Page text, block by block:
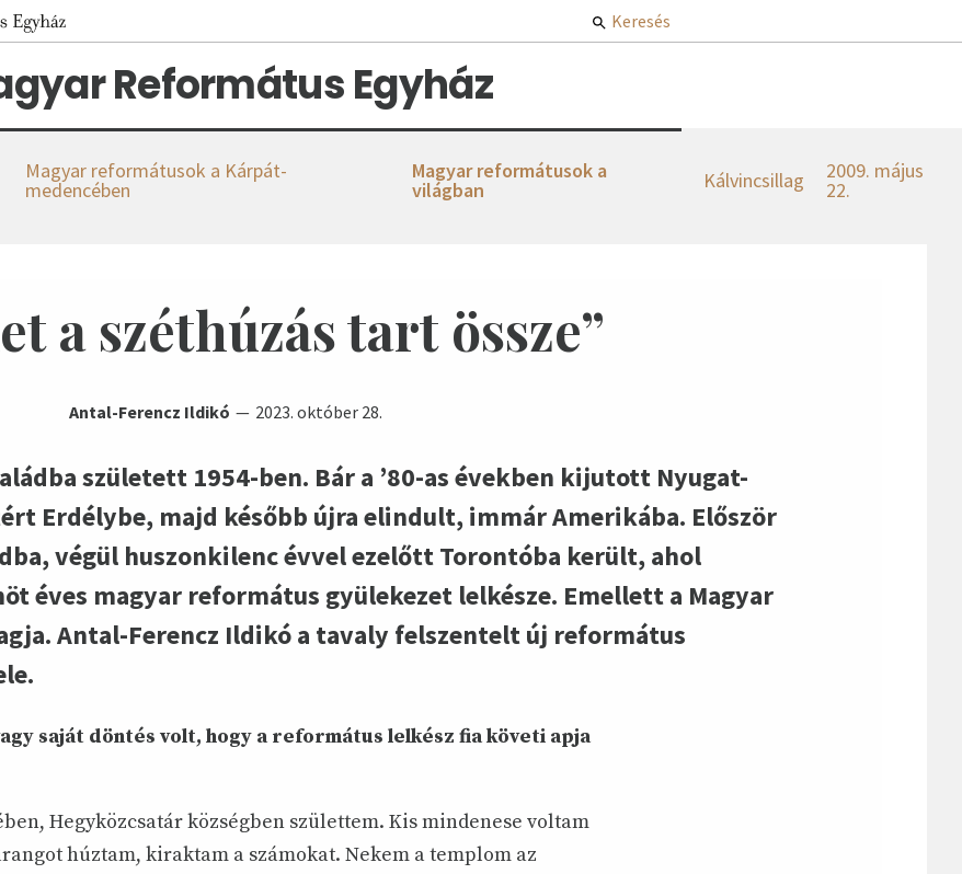
Keresés
Református Egyház
Magyar reformátusok a Kárpát-
medencében
Magyar reformátusok a
világban Kálvincsillag 2009. május
22.
a széthúzás tart össze”
Antal-Ferencz Ildikó 2023. október 28.
született 1954-ben. Bár a ’80-as években kijutott Nyugat-
Erdélybe, majd később újra elindult, immár Amerikába. Először
végül huszonkilenc évvel ezelőtt Torontóba került, ahol
éves magyar református gyülekezet lelkésze. Emellett a Magyar
Antal-Ferencz Ildikó a tavaly felszentelt új református
saját döntés volt, hogy a református lelkész fia követi apja
Hegyközcsatár községben születtem. Kis mindenese voltam
húztam, kiraktam a számokat. Nekem a templom az